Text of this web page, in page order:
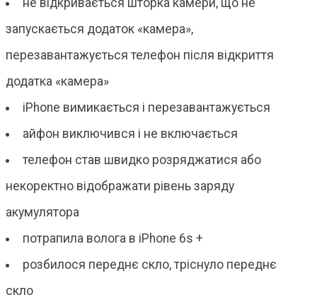
не відкривається шторка камери, що не
запускається додаток «камера»,
перезавантажується телефон після відкриття
додатка «камера»
iPhone вимикається і перезавантажується
айфон виключився і не включається
телефон став швидко розряджатися або
некоректно відображати рівень заряду
акумулятора
потрапила волога в iPhone 6s +
розбилося переднє скло, тріснуло переднє
скло